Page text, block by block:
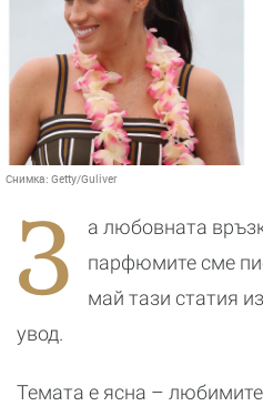
Снимка: Getty/Guliver
З
а любовната
парфюмите сме
май тази статия
увод.
Темата е ясна –